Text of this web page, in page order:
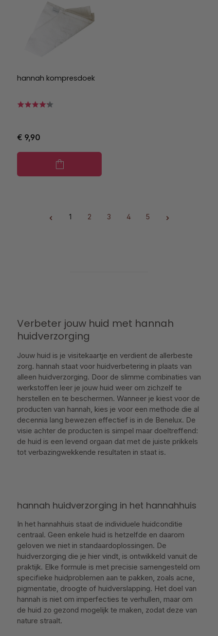
hannah kompresdoek
€ 9,90
Pagina
1
Pagina
2
Pagina
3
Pagina
4
Pagina
5
Verbeter jouw huid met hannah
huidverzorging
Jouw huid is je visitekaartje en verdient de allerbeste
zorg. hannah staat voor huidverbetering in plaats van
alleen huidverzorging. Door de slimme combinaties van
werkstoffen leer je jouw huid weer om zichzelf te
herstellen en te beschermen. Wanneer je kiest voor de
producten van hannah, kies je voor een methode die al
decennia lang bewezen effectief is in de Benelux. De
visie achter de producten is simpel maar doeltreffend:
de huid is een levend orgaan dat met de juiste prikkels
tot verbazingwekkende resultaten in staat is.
hannah huidverzorging in het hannahhuis
In het hannahhuis staat de individuele huidconditie
centraal. Geen enkele huid is hetzelfde en daarom
geloven we niet in standaardoplossingen. De
huidverzorging die je hier vindt, is ontwikkeld vanuit de
praktijk. Elke formule is met precisie samengesteld om
specifieke huidproblemen aan te pakken, zoals acne,
pigmentatie, droogte of huidverslapping. Het doel van
hannah is niet om imperfecties te verhullen, maar om
de huid zo gezond mogelijk te maken, zodat deze van
nature straalt.